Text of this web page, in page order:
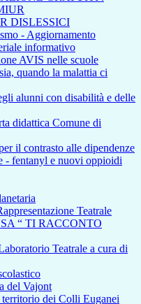
DISLESSICI
- Aggiornamento
informativo
AVIS nelle scuole
quando la malattia ci
alunni con disabilità e delle
didattica Comune di
il contrasto alle dipendenze
- fentanyl e nuovi oppioidi
Teatrale
“ TI RACCONTO
Teatrale a cura di
del Vajont
dei Colli Euganei